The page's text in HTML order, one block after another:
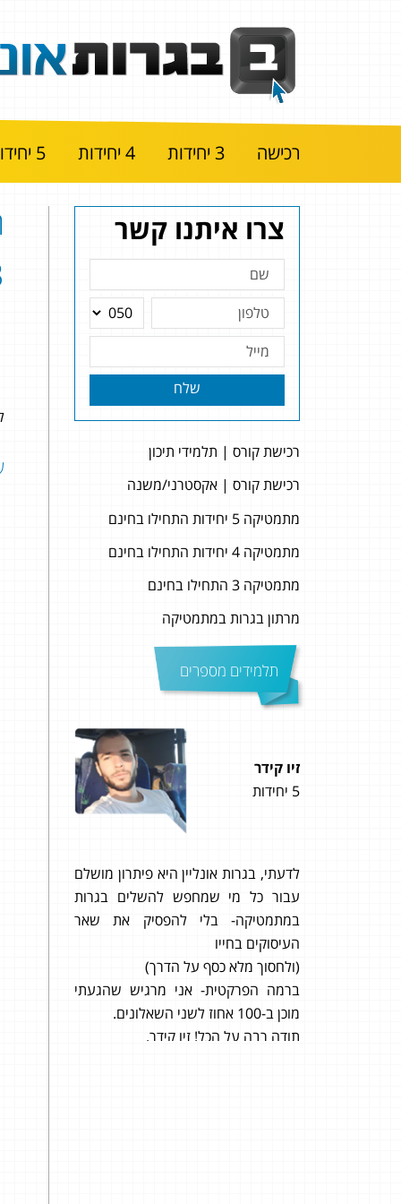
רכישה 3 יחידות 4 יחידות 5 יחידות
צרו איתנו קשר
שלח
רכישת קורס | תלמידי תיכון
רכישת קורס | אקסטרני/משנה
מתמטיקה 5 יחידות התחילו בחינם
מתמטיקה 4 יחידות התחילו בחינם
מתמטיקה 3 התחילו בחינם
מרתון בגרות במתמטיקה
תלמידים מספרים
זיו קידר
לדעתי, בגרות אונליין היא פיתרון מושלם
עבור כל מי שמחפש להשלים בגרות
במתמטיקה- בלי להפסיק את שאר
העיסוקים בחייו
(ולחסוך מלא כסף על הדרך)
ברמה הפרקטית- אני מרגיש שהגעתי
מוכן ב-100 אחוז לשני השאלונים.
תודה רבה על הכל! זיו קידר.